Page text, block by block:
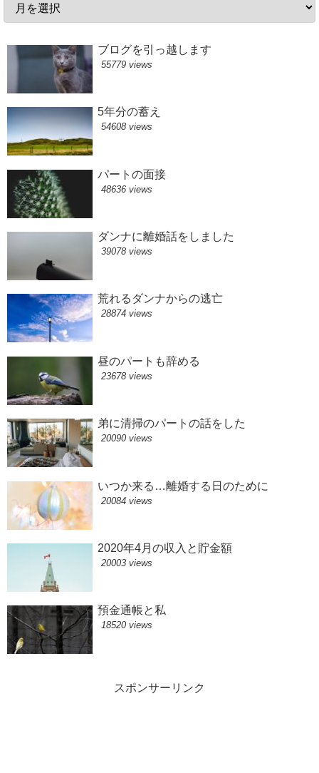
ブログを引っ越します
55779 views
5年分の蓄え
54608 views
パートの面接
48636 views
ダンナに離婚話をしました
39078 views
荒れるダンナからの逃亡
28874 views
昼のパートも辞める
23678 views
弟に清掃のパートの話をした
20090 views
いつか来る…離婚する日のために
20084 views
2020年4月の収入と貯金額
20003 views
預金通帳と私
18520 views
スポンサーリンク